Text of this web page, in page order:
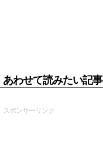
あわせて読みたい記事
スポンサーリンク